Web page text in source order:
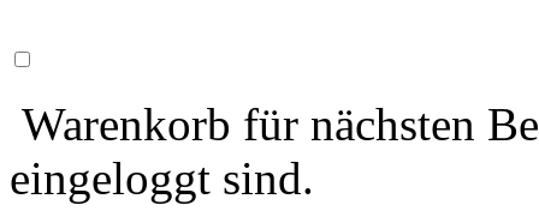
Warenkorb für nächsten
eingeloggt sind.